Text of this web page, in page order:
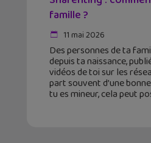
famille ?
11 mai 2026
Des personnes de ta
depuis ta naissance,
vidéos de toi sur les
part souvent d’une
tu es mineur, cela peut